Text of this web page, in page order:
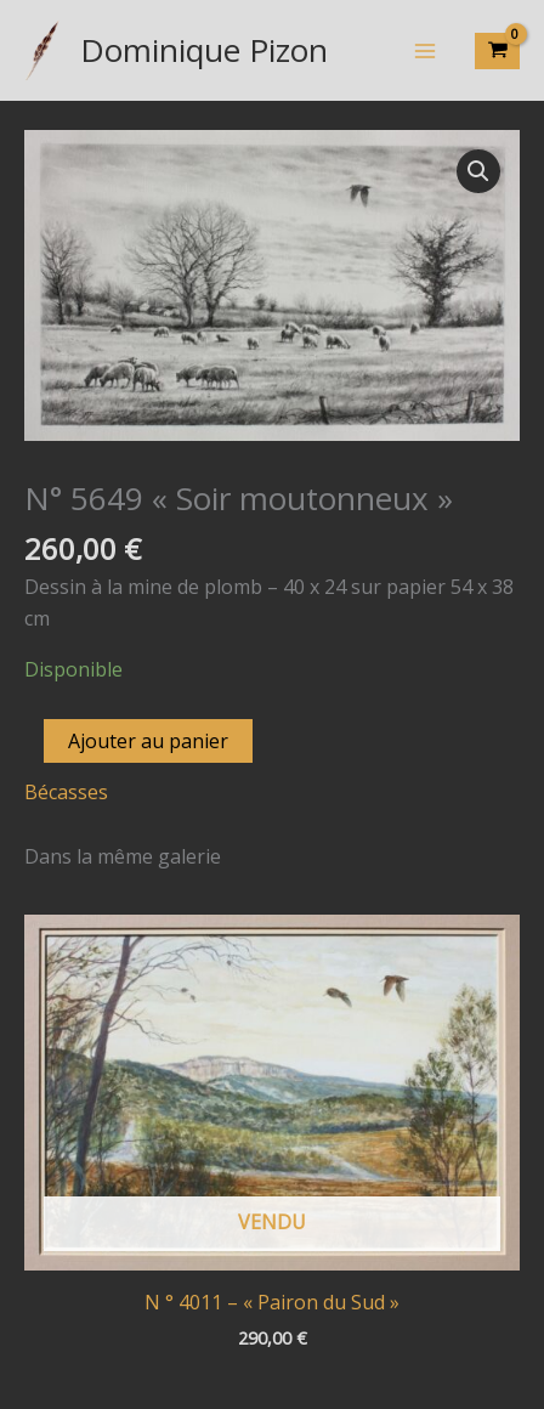
contenu
Dominique Pizon
N° 5649 « Soir moutonneux »
260,00 €
Dessin à la mine de plomb – 40 x 24 sur papier 54 x 38
cm
Disponible
quantité
de
N°
"Soir
Ajouter au panier
Bécasses
Dans la même galerie
VENDU
N ° 4011 – « Pairon du Sud »
290,00€
N°
5649
"Soir
moutonneux"